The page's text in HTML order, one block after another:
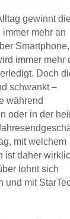
gewinnt
mehr an
Smartphone,
immer mehr
Doch
schwankt –
während
oder in der
mit welchem
ist daher
lohnt sich
und mit